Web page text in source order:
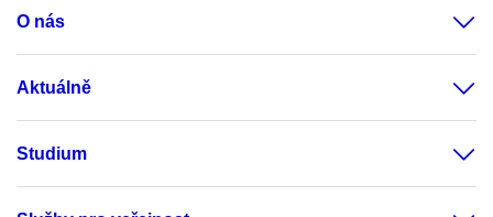
O nás
Aktuálně
Studium